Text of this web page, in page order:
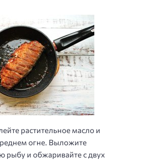
растительное масло и
огне. Выложите
рыбу и обжаривайте с двух